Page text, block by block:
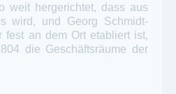
weit hergerichtet, dass aus
wird, und Georg Schmidt-
fest an dem Ort etabliert ist,
die Geschäftsräume der